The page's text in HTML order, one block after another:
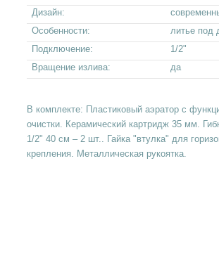
Дизайн:
Особенности:
литье под
Подключение:
1/2"
Вращение излива:
да
В комплекте: Пластиковый аэратор с
очистки. Керамический картридж 35 мм.
1/2" 40 см – 2 шт.. Гайка "втулка" для
крепления. Металлическая рукоятка.